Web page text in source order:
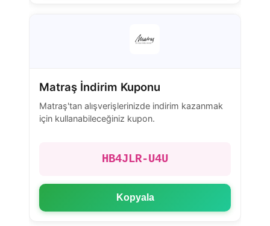
Matraş İndirim Kuponu
Matraş'tan alışverişlerinizde indirim kazanmak
için kullanabileceğiniz kupon.
HB4JLR-U4U
Kopyala